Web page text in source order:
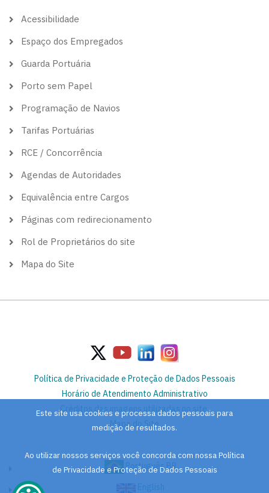
Acessibilidade
Espaço dos Empregados
Guarda Portuária
Porto sem Papel
Programação de Navios
Tarifas Portuárias
RCE / Concorrência
Agendas de Autoridades
Equivalência entre Cargos
Páginas com redirecionamento
Rol de Proprietários do site
Mapa do Site
Política de Privacidade e Proteção de Dados Pessoais
Horário de Atendimento Administrativo
Créditos das imagens utilizadas no site
Mapa do Site
Português BR
English
Este site usa cookies e processa dados pessoais para
medição de resultados.
Ao utilizar nossos serviços você concorda com nossa Política
de Privacidade e Proteção de Dados Pessoais